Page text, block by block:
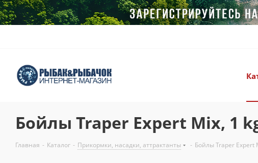
Бойлы Traper Expert Mix, 1
Главная - Каталог - Прикормки, насадки, аттрактанты - Бойлы Traper Expert